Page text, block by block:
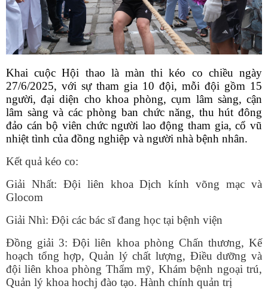
Khai cuộc Hội thao là màn thi kéo co chiều ngày
27/6/2025, với sự tham gia 10 đội, mỗi đội gồm 15
người, đại diện cho khoa phòng, cụm lâm sàng, cận
lâm sàng và các phòng ban chức năng, thu hút đông
đảo cán bộ viên chức người lao động tham gia, cổ vũ
nhiệt tình của đồng nghiệp và người nhà bệnh nhân.
Kết quả kéo co:
Giải Nhất: Đội liên khoa Dịch kính võng mạc và
Glocom
Giải Nhì: Đội các bác sĩ đang học tại bệnh viện
Đồng giải 3: Đội liên khoa phòng Chấn thương, Kế
hoạch tổng hợp, Quản lý chất lượng, Điều dưỡng và
đội liên khoa phòng Thẩm mỹ, Khám bệnh ngoại trú,
Quản lý khoa hochj đào tạo. Hành chính quản trị